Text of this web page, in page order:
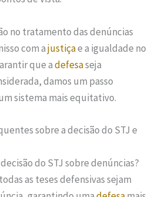
no tratamento das denúncias
com ajustiçae a igualdade no
que adefesaseja
damos um passo
sistema mais equitativo.
sobre a decisão do STJ e
do STJ sobre denúncias?
as teses defensivas sejam